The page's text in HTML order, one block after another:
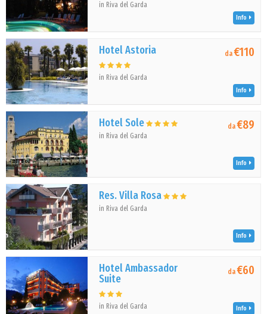
in Riva del Garda
Info
Hotel Astoria
in Riva del Garda
da€110
Info
Hotel Sole
in Riva del Garda
da€89
Info
Res. Villa Rosa
in Riva del Garda
Info
Hotel Ambassador
Suite
in Riva del Garda
da€60
Info